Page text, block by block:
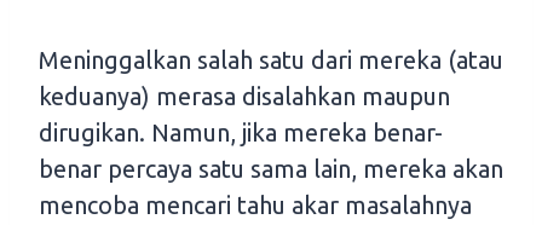
Meninggalkan salah satu dari mereka (atau
keduanya) merasa disalahkan maupun
dirugikan. Namun, jika mereka benar-
benar percaya satu sama lain, mereka akan
mencoba mencari tahu akar masalahnya